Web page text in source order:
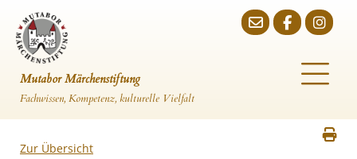
Mutabor Märchenstiftung
Fachwissen, Kompetenz, kulturelle Vielfalt
Zur Übersicht